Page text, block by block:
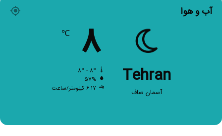
آب و هوا
Tehran
آسمان صاف
۸ ℃
۵۷%
۶.۱۷ کیلومتر/ساعت